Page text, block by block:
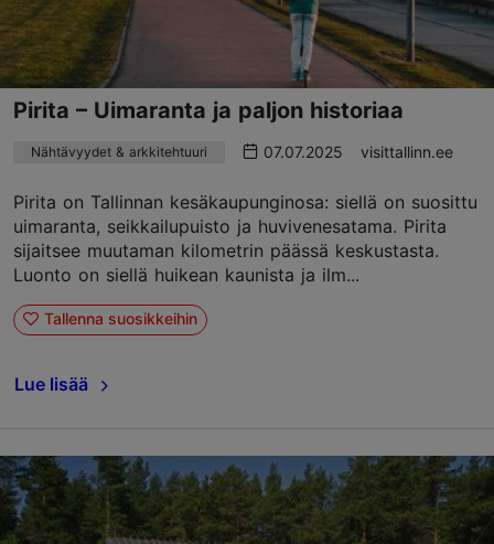
Pirita – Uimaranta ja paljon historiaa
Nähtävyydet & arkkitehtuuri 07.07.2025 visittallinn.ee
Pirita on Tallinnan kesäkaupunginosa: siellä on suosittu
uimaranta, seikkailupuisto ja huvivenesatama. Pirita
sijaitsee muutaman kilometrin päässä keskustasta.
Luonto on siellä huikean kaunista ja ilm...
Tallenna suosikkeihin
Lue lisää